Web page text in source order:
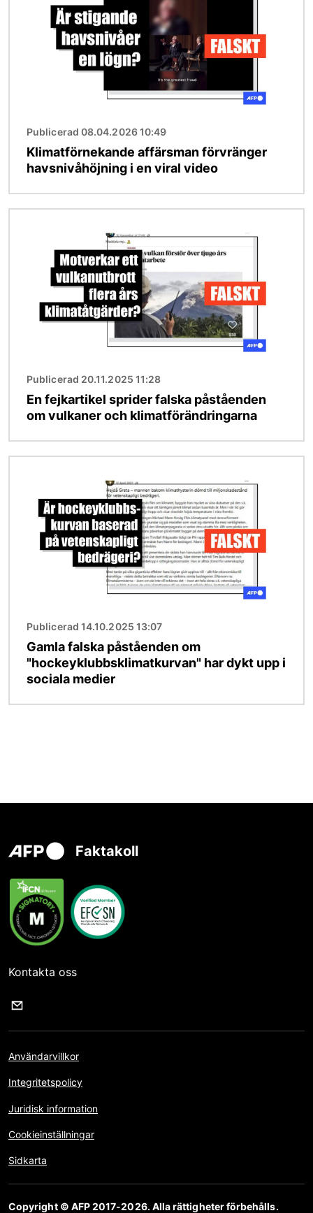
Publicerad 08.04.2026 10:49
Klimatförnekande affärsman förvränger
havsnivåhöjning i en viral video
Publicerad 20.11.2025 11:28
En fejkartikel sprider falska påståenden
om vulkaner och klimatförändringarna
Publicerad 14.10.2025 13:07
Gamla falska påståenden om
"hockeyklubbsklimatkurvan" har dykt upp i
sociala medier
Faktakoll
Kontakta oss
Användarvillkor
Integritetspolicy
Juridisk information
Cookieinställningar
Sidkarta
Copyright © AFP 2017-2026. Alla rättigheter förbehålls.